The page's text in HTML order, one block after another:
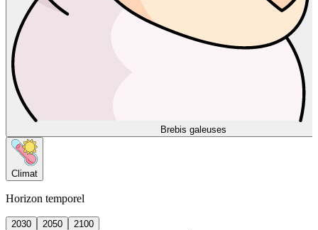
Brebis galeuses
Climat
Horizon temporel
2030 2050
2100